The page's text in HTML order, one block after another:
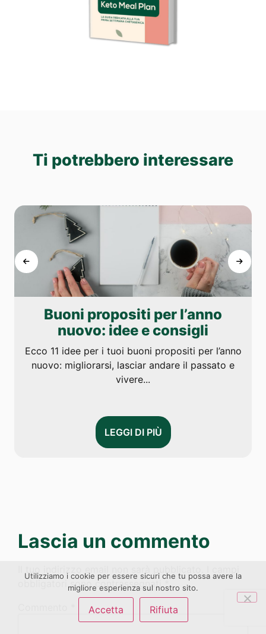
Ti potrebbero interessare
Buoni propositi per l’anno
nuovo: idee e consigli
Ecco 11 idee per i tuoi buoni propositi per l’anno
nuovo: migliorarsi, lasciar andare il passato e
vivere...
LEGGI DI PIÙ
Lascia un commento
obbligatori sono contrassegnati*
Utilizziamo i cookie per essere sicuri che tu possa avere la
migliore esperienza sul nostro sito.
Accetta Rifiuta